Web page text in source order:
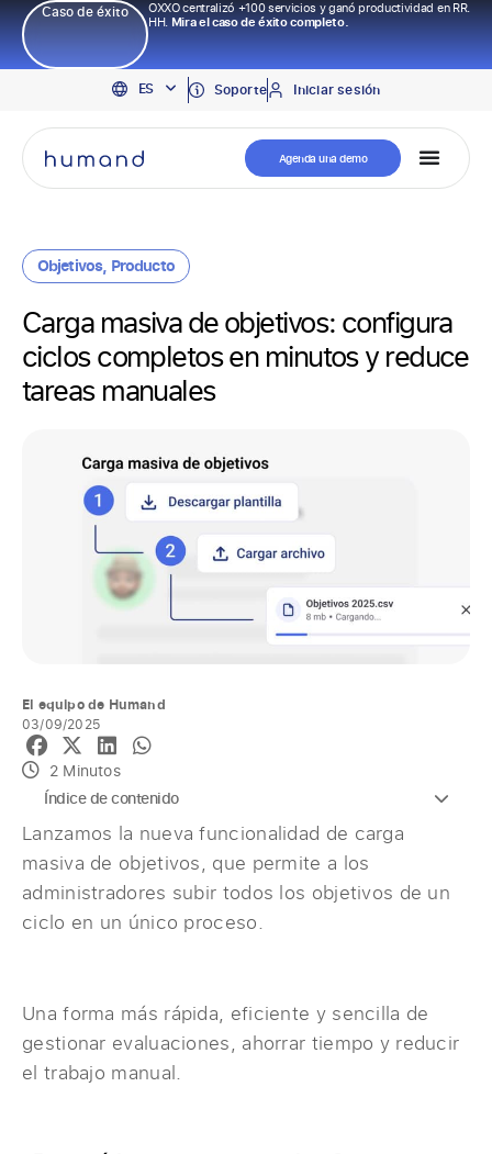
Caso de éxito
OXXO centralizó +100 servicios y ganó productividad en RR.
HH.Mira el caso de éxito completo.
ES
EN
PT
Soporte Iniciar sesión
Agenda una demo
Objetivos, Producto
Carga masiva de objetivos: configura
ciclos completos en minutos y reduce
tareas manuales
El equipo de Humand
03/09/2025
2 Minutos
Índice de contenido
Lanzamos la nueva funcionalidad de carga
masiva de objetivos, que permite a los
administradores subir todos los objetivos de un
ciclo en un único proceso.
Una forma más rápida, eficiente y sencilla de
gestionar evaluaciones, ahorrar tiempo y reducir
el trabajo manual.